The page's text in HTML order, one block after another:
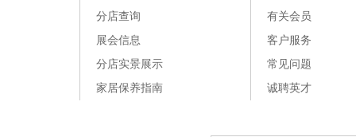
分店查询
展会信息
分店实景展示
家居保养指南
有关会员
客户服务
常见问题
诚聘英才